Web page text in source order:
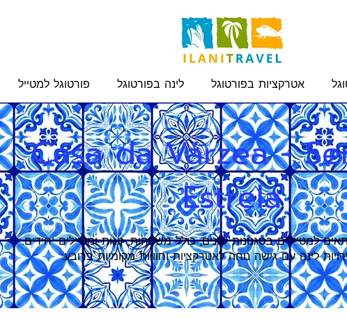
אטרקציות בפורטוגל לינה בפורטוגל פורטוגל למטייל
Casa da Várzea -
Estrela
למטיילים בסגנונות שונים, כולל משפחות, זוגות ומטיילים יחידים.
לינה עם גישה נוחה לאטרקציות וחוויות מקומיות ברובע.